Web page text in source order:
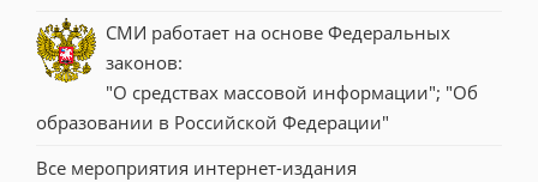
СМИ работает на основе Федеральных
законов:
"О средствах массовой информации"; "Об
образовании в Российской Федерации"
Все мероприятия интернет-издания